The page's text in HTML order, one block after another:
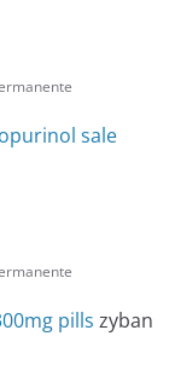
sale
pills zyban